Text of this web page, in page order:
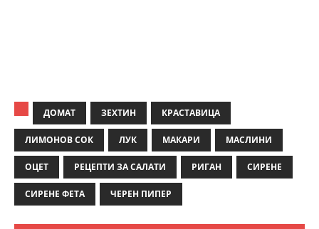
ДОМАТ ЗЕХТИН КРАСТАВИЦА
ЛИМОНОВ СОК ЛУК МАКАРИ МАСЛИНИ
ОЦЕТ РЕЦЕПТИ ЗА САЛАТИ РИГАН СИРЕНЕ
СИРЕНЕ ФЕТА ЧЕРЕН ПИПЕР